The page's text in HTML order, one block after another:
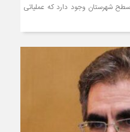
سطح شهرستان وجود دارد که عملیاتی